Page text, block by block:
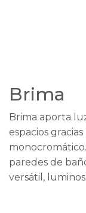
Brima
Brima aporta
espacios
paredes de
versátil,